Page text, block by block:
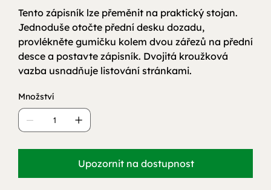
Tento zápisník lze přeměnit na praktický stojan.
Jednoduše otočte přední desku dozadu,
provlékněte gumičku kolem dvou zářezů na přední
desce a postavte zápisník. Dvojitá kroužková
vazba usnadňuje listování stránkami.
Množství
Upozornit na dostupnost